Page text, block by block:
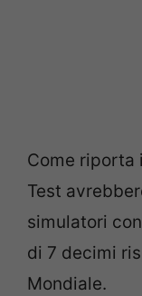
Come riporta
Test
simulatori
di 7 decimi
Mondiale.